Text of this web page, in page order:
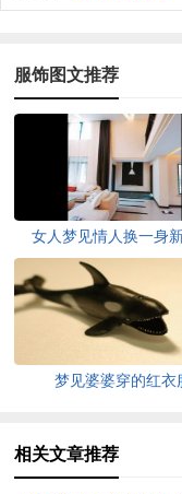
服饰图文推荐
女人梦见情人换一身
梦见婆婆穿的红衣
相关文章推荐